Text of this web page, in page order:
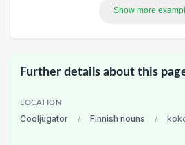
Show more
Further details about this
LOCATION
Cooljugator / Finnish nouns /